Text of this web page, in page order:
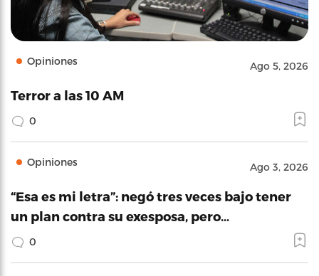
Opiniones Ago 5, 2026
Terror a las 10 AM
0
Opiniones Ago 3, 2026
“Esa es mi letra”: negó tres veces bajo tener
un plan contra su exesposa, pero…
0